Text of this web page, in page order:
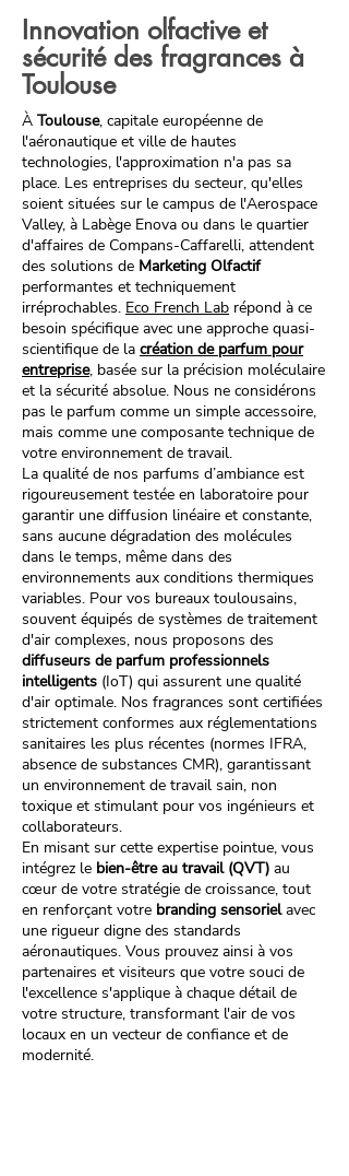
Innovation olfactive et
sécurité des fragrances à
Toulouse
À Toulouse, capitale européenne de
l'aéronautique et ville de hautes
technologies, l'approximation n'a pas sa
place. Les entreprises du secteur, qu'elles
soient situées sur le campus de l'Aerospace
Valley, à Labège Enova ou dans le quartier
d'affaires de Compans-Caffarelli, attendent
des solutions de Marketing Olfactif
performantes et techniquement
irréprochables. Eco French Lab répond à ce
besoin spécifique avec une approche quasi-
scientifique de la création de parfum pour
entreprise, basée sur la précision moléculaire
et la sécurité absolue. Nous ne considérons
pas le parfum comme un simple accessoire,
mais comme une composante technique de
votre environnement de travail.
La qualité de nos parfums d’ambiance est
rigoureusement testée en laboratoire pour
garantir une diffusion linéaire et constante,
sans aucune dégradation des molécules
dans le temps, même dans des
environnements aux conditions thermiques
variables. Pour vos bureaux toulousains,
souvent équipés de systèmes de traitement
d'air complexes, nous proposons des
diffuseurs de parfum professionnels
intelligents (IoT) qui assurent une qualité
d'air optimale. Nos fragrances sont certifiées
strictement conformes aux réglementations
sanitaires les plus récentes (normes IFRA,
absence de substances CMR), garantissant
un environnement de travail sain, non
toxique et stimulant pour vos ingénieurs et
collaborateurs.
En misant sur cette expertise pointue, vous
intégrez le bien-être au travail (QVT) au
cœur de votre stratégie de croissance, tout
en renforçant votre branding sensorielavec
une rigueur digne des standards
aéronautiques. Vous prouvez ainsi à vos
partenaires et visiteurs que votre souci de
l'excellence s'applique à chaque détail de
votre structure, transformant l'air de vos
locaux en un vecteur de confiance et de
modernité.